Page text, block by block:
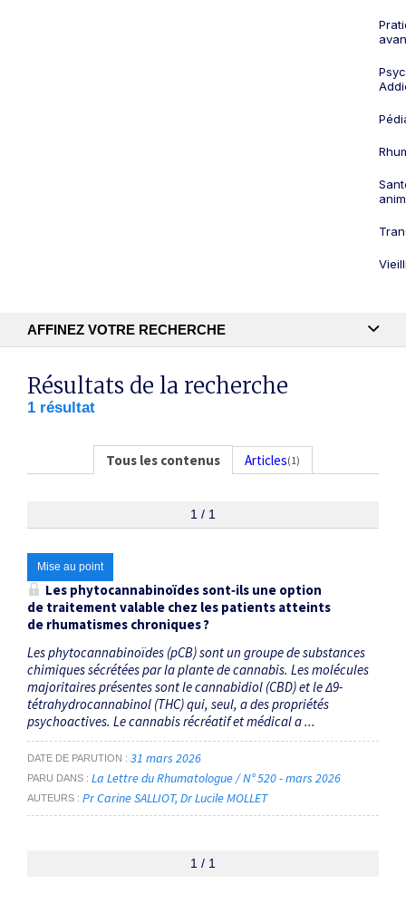
AFFINEZ VOTRE RECHERCHE
Recherche textuelle
Phytocannabinoïdes ×
Dates
Du
au
RECHERCHER
Résultats de la recherche
1 résultat
Tous les contenus Articles(1)
1 / 1
Mise au point
Les phytocannabinoïdes sont‑ils une option
de traitement valable chez les patients atteints
de rhumatismes chroniques ?
Les phytocannabinoïdes (pCB) sont un groupe de substances
chimiques sécrétées par la plante de cannabis. Les molécules
majoritaires présentes sont le cannabidiol (CBD) et le Δ9-
tétrahydrocannabinol (THC) qui, seul, a des propriétés
psychoactives. Le cannabis récréatif et médical a ...
DATE DE PARUTION 31 mars 2026
PARU DANS La Lettre du Rhumatologue / N° 520 - mars 2026
AUTEURS Pr Carine SALLIOT Dr Lucile MOLLET
1 / 1